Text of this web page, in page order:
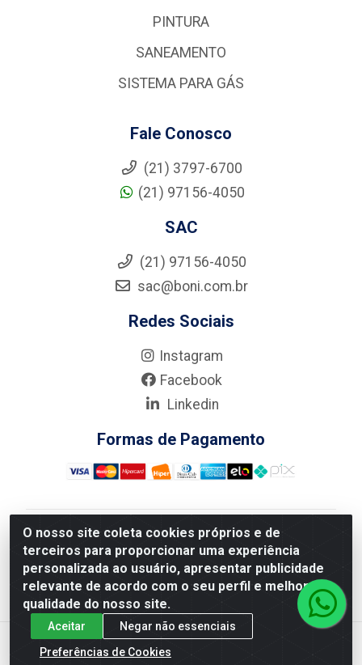
O nosso site coleta cookies próprios e de
terceiros para proporcionar uma experiência
personalizada ao usuário, apresentar publicidade
relevante de acordo com o seu perfil e melhorar a
qualidade do nosso site.
Aceitar
Negar não essenciais
Preferências de Cookies
PINTURA
SANEAMENTO
SISTEMA PARA GÁS
Fale Conosco
(21) 3797-6700
(21) 97156-4050
SAC
(21) 97156-4050
sac@boni.com.br
Redes Sociais
Instagram
Facebook
Linkedin
Formas de Pagamento
Nova Boni Distribuidora de Material de Construção LTDA
- Rua Alice Tibiriçá, 330 - Vila Da Penha, Rio de
Janeiro/RJ - CEP: 21.210-110 - CNPJ: 11.003.135/0001-
27